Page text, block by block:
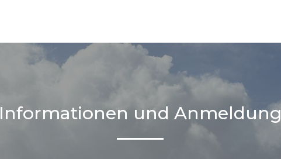
Informationen und Anmeldung